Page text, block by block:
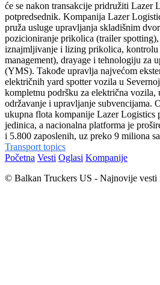
će se nakon transakcije pridružiti Lazer
potpredsednik. Kompanija Lazer
pruža usluge upravljanja skladišnim
pozicioniranje prikolica (trailer
iznajmljivanje i lizing prikolica, kontrolu
management), drayage i tehnologiju za
(YMS). Takođe upravlja najvećom
električnih yard spotter vozila u
kompletnu podršku za električna
održavanje i upravljanje subvencijama.
ukupna flota kompanije Lazer Logistics
jedinica, a nacionalna platforma je
i 5.800 zaposlenih, uz preko 9 miliona
Transport topics
Početna Vesti Oglasi Kompanije
© Balkan Truckers US - Najnovije vesti